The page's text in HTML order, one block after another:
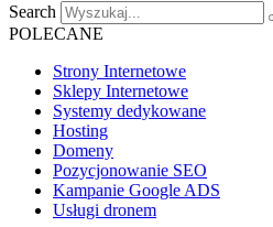
Search
POLECANE
Strony Internetowe
Sklepy Internetowe
Systemy dedykowane
Hosting
Domeny
Pozycjonowanie SEO
Kampanie Google ADS
Usługi dronem